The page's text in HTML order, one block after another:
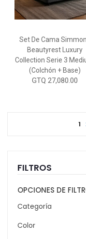
Set De Cama
Beautyrest Luxury
Collection Serie 3
(Colchón + Base)
GTQ 27,080.00
1
FILTROS
OPCIONES DE
Categoría
Color